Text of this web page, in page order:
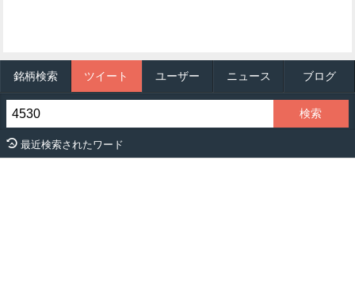
銘柄検索 ツイート ユーザー ニュース ブログ
最近検索されたワード